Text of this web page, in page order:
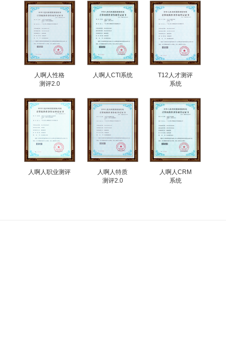
人啊人性格
测评2.0
人啊人CTI系统
T12人才测评
系统
人啊人职业测评
人啊人特质
测评2.0
人啊人CRM
系统